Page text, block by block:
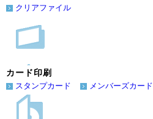
クリアファイル
カード印刷
スタンプカード メンバーズカード